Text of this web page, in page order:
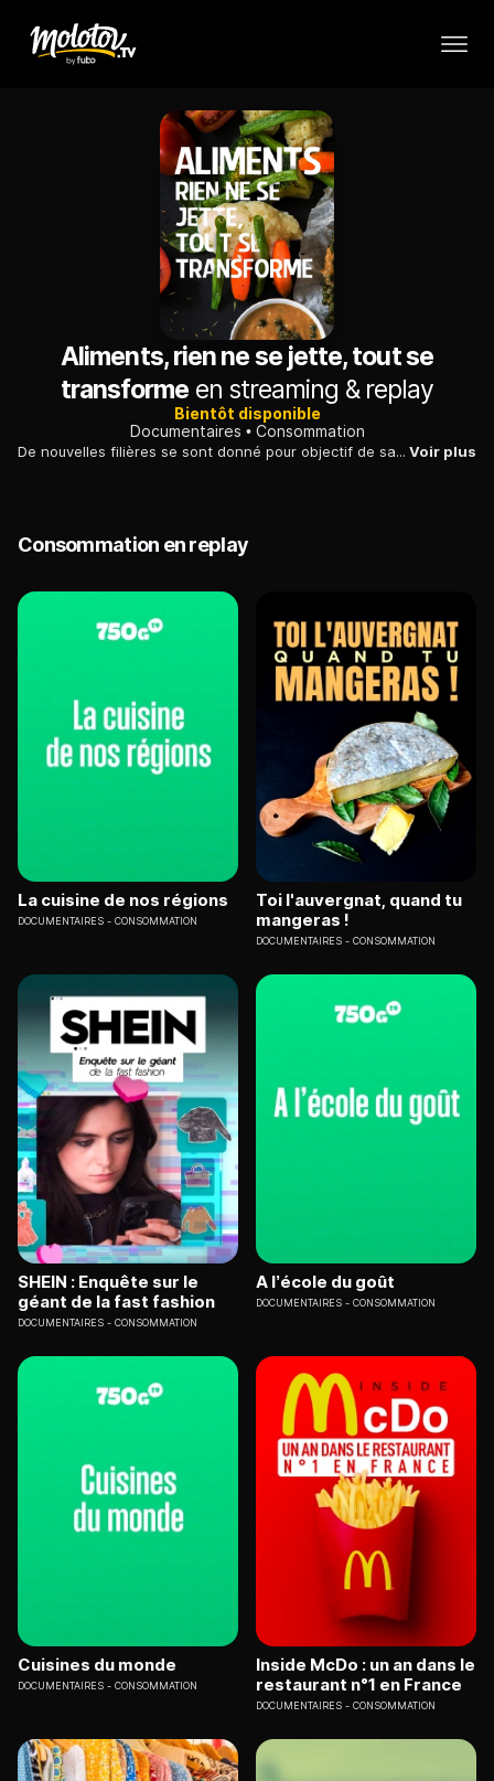
Aliments, rien ne se jette, tout se
transforme en streaming & replay
Bientôt disponible
Documentaires
Consommation
De nouvelles filières se sont donné pour objectif de sauver des aliments et leur offrir une seconde vie, plutôt que de les laisser finir à la poubelle. Voir plus
Consommation en replay
La cuisine de nos régions
DOCUMENTAIRES CONSOMMATION
Toi l'auvergnat, quand tu
mangeras !
DOCUMENTAIRES CONSOMMATION
SHEIN : Enquête sur le
géant de la fast fashion
DOCUMENTAIRES CONSOMMATION
A l’école du goût
DOCUMENTAIRES CONSOMMATION
Cuisines du monde
DOCUMENTAIRES CONSOMMATION
Inside McDo : un an dans le
restaurant n°1 en France
DOCUMENTAIRES CONSOMMATION